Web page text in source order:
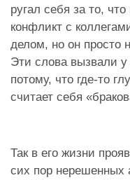
ругал себя за то,
конфликт с
делом, но он просто
Эти слова вызвали
потому, что где-то
считает себя
Так в его жизни
сих пор нерешенных